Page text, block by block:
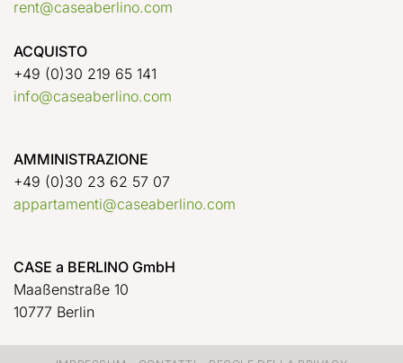
rent@caseaberlino.com
ACQUISTO
+49 (0)30 219 65 141
info@caseaberlino.com
AMMINISTRAZIONE
+49 (0)30 23 62 57 07
appartamenti@caseaberlino.com
CASE a BERLINO GmbH
Maaßenstraße 10
10777 Berlin